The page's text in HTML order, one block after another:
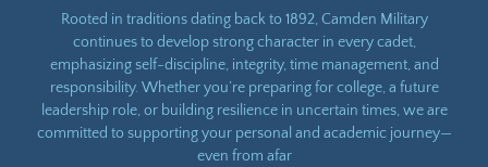
Rooted in traditions dating back to 1892, Camden Military
continues to develop strong character in every cadet,
emphasizing self-discipline, integrity, time management, and
responsibility. Whether you’re preparing for college, a future
leadership role, or building resilience in uncertain times, we are
committed to supporting your personal and academic journey—
even from afar